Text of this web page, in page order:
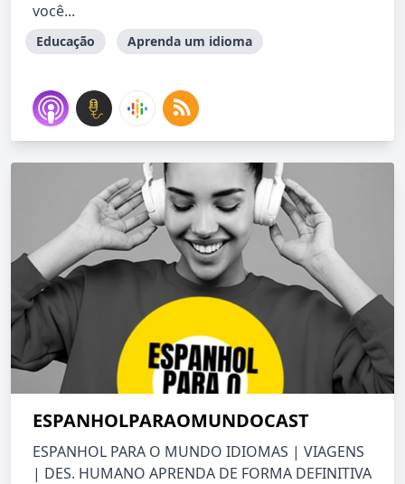
você...
Educação Aprenda um idioma
ESPANHOLPARAOMUNDOCAST
ESPANHOL PARA O MUNDO IDIOMAS | VIAGENS
| DES. HUMANO APRENDA DE FORMA DEFINITIVA